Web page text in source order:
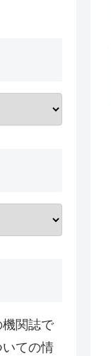
関誌で
ての情